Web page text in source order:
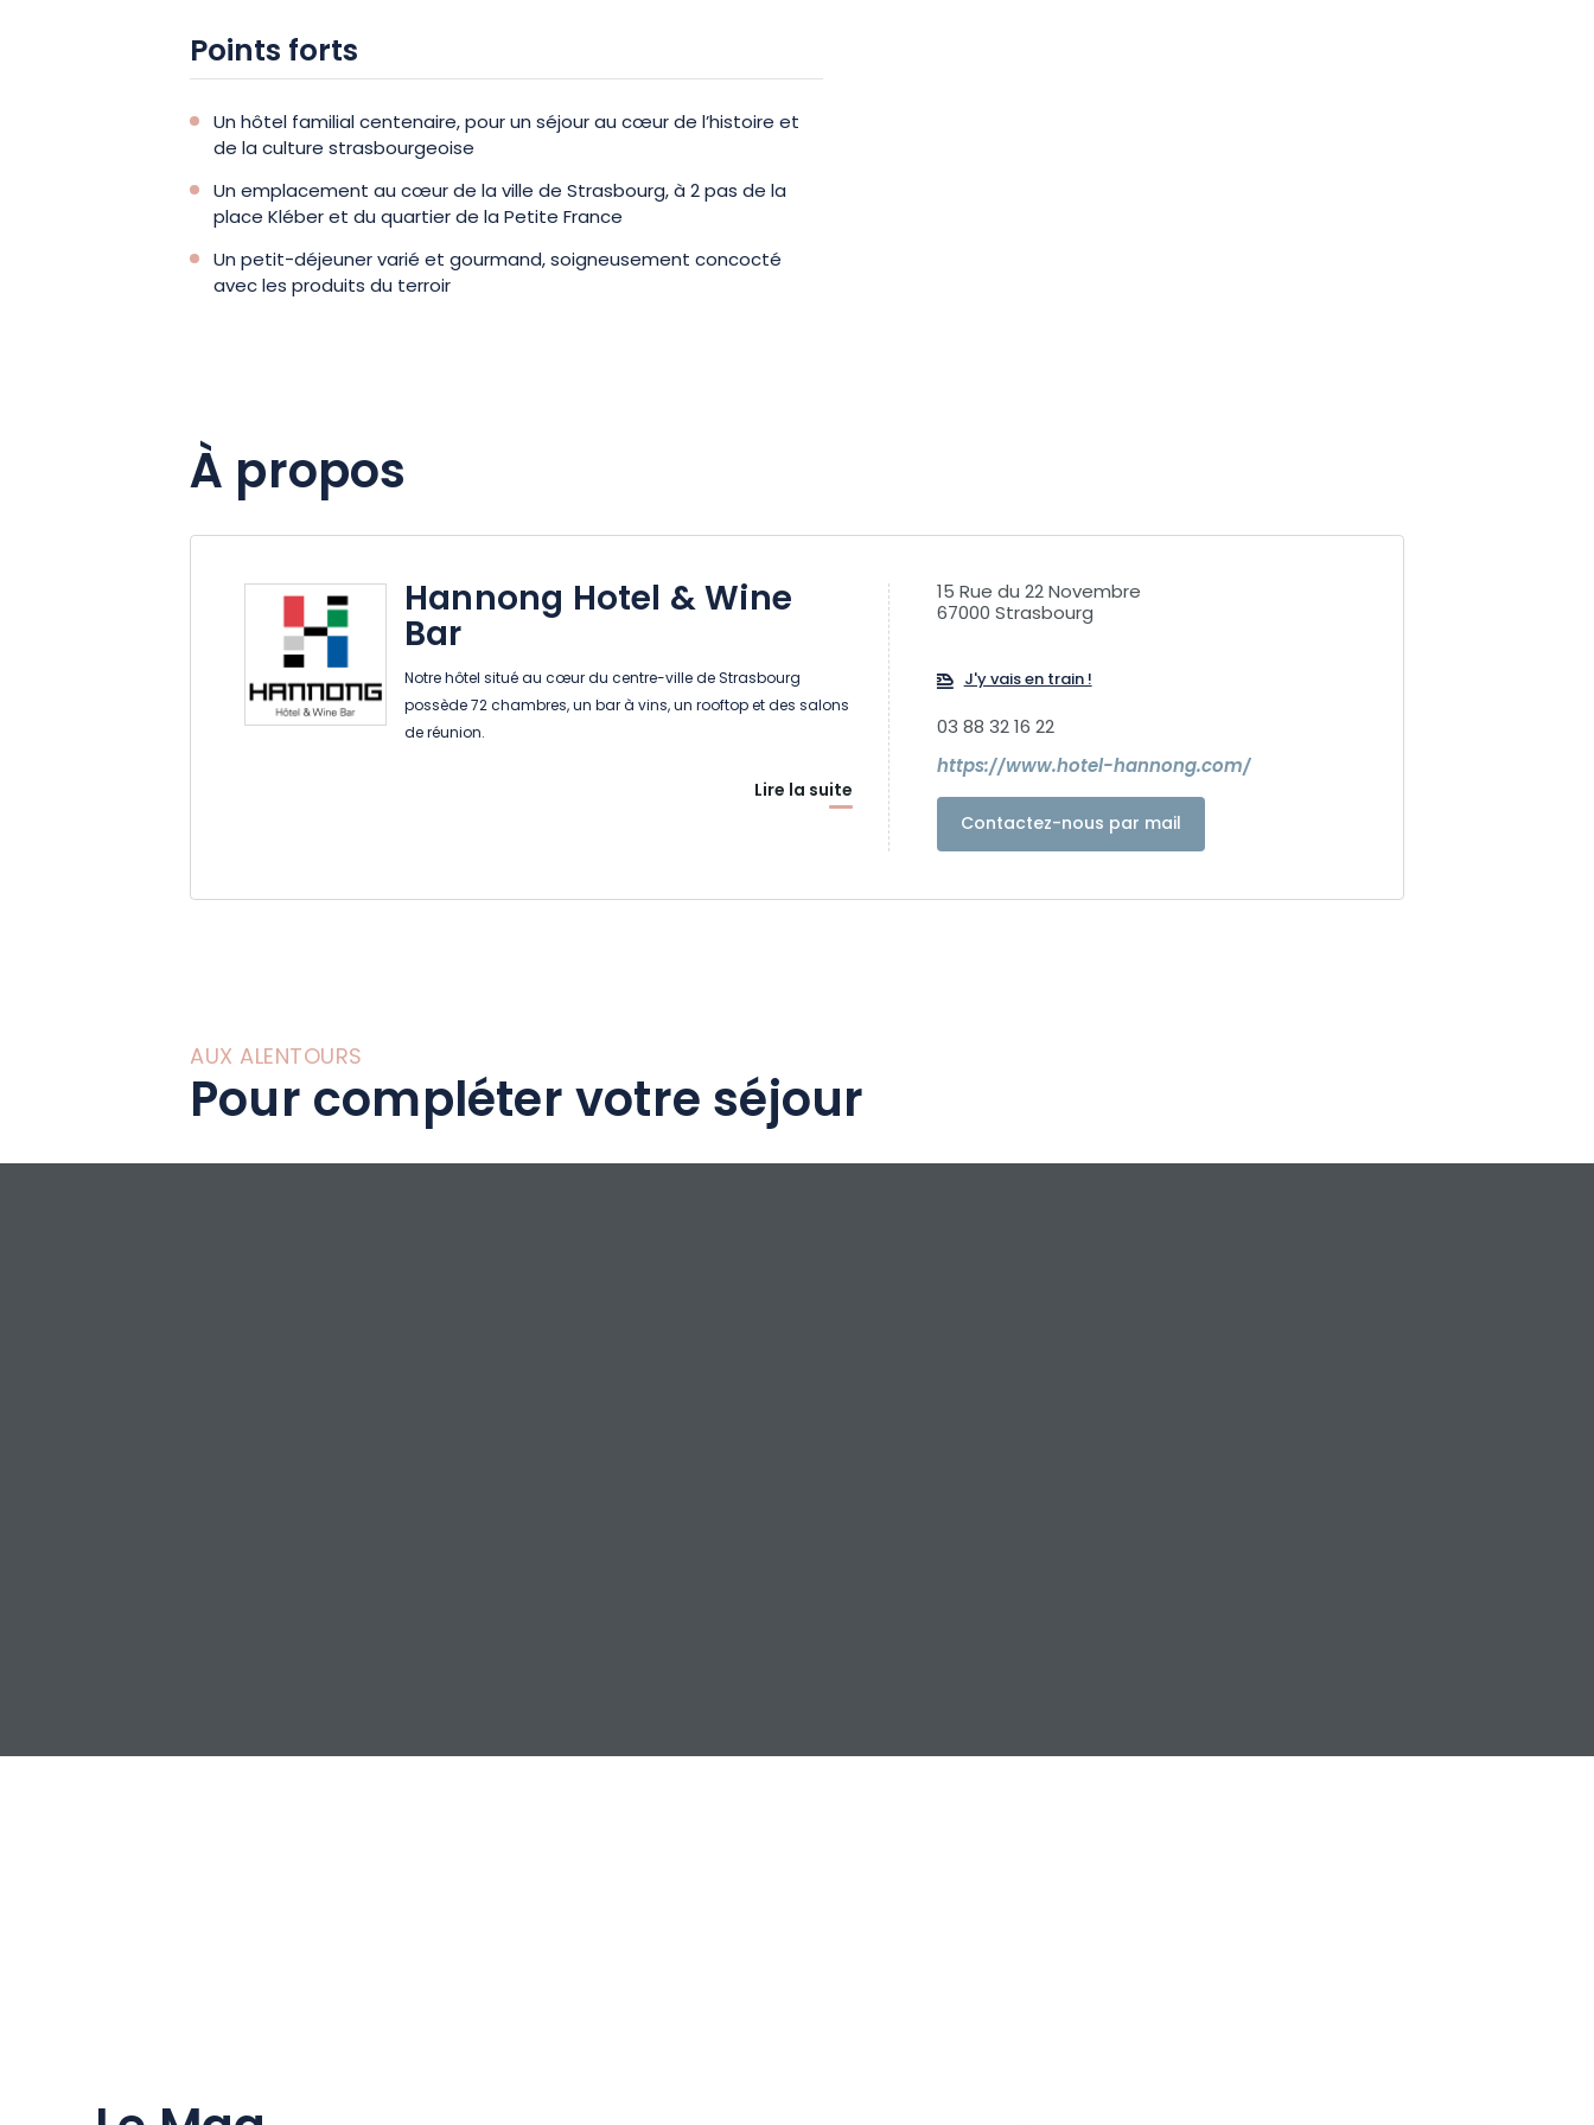
Strasbourg !
Points forts
Un hôtel familial centenaire, pour un séjour au cœur de l’histoire et
de la culture strasbourgeoise
Un emplacement au cœur de la ville de Strasbourg, à 2 pas de la
place Kléber et du quartier de la Petite France
Un petit-déjeuner varié et gourmand, soigneusement concocté
avec les produits du terroir
À propos
Hannong Hotel & Wine
Bar
Notre hôtel situé au cœur du centre-ville de Strasbourg
possède 72 chambres, un bar à vins, un rooftop et des salons
de réunion.
Lire la suite
15 Rue du 22 Novembre
67000 Strasbourg
J'y vais en train !
03 88 32 16 22
https://www.hotel-hannong.com/
Contactez-nous par mail
AUX ALENTOURS
Pour compléter votre séjour